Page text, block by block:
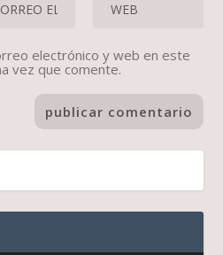
electrónico y web en este
vez que comente.